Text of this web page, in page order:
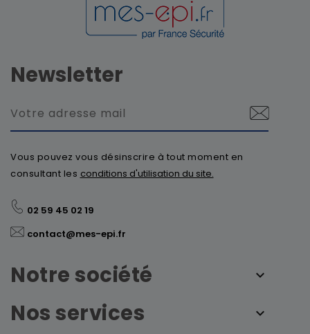
Newsletter
Vous pouvez vous désinscrire à tout moment en
consultant les conditions d'utilisation du site.
02 59 45 02 19
contact@mes-epi.fr
Notre société
Nos services